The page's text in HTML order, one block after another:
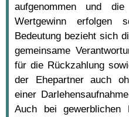
aufgenommen und
Wertgewinn erfolgen
Bedeutung bezieht sich
gemeinsame
für die Rückzahlung
der Ehepartner auch
einer
Auch bei gewerblichen